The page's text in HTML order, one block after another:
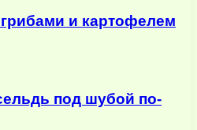
и картофелем
под шубой по-